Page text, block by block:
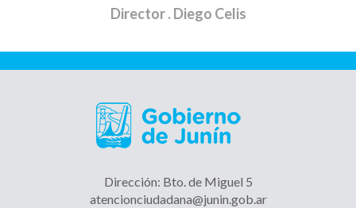
Director. Diego Celis
Dirección: Bto. de Miguel 5
atencionciudadana@junin.gob.ar